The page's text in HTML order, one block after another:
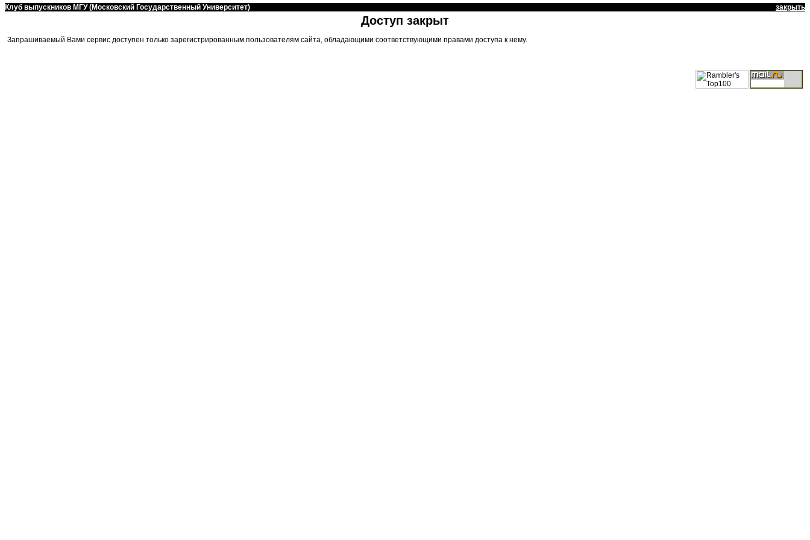
Клуб выпускников МГУ (Московский Государственный Университет) закрыть
Доступ закрыт
Запрашиваемый Вами сервис доступен только зарегистрированным пользователям сайта, обладающими соответствующими правами доступа к нему.